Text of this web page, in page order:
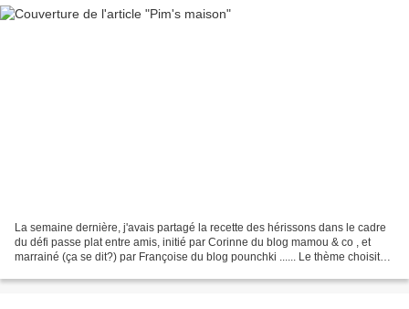
La semaine dernière, j'avais partagé la recette des hérissons dans le cadre
du défi passe plat entre amis, initié par Corinne du blog mamou & co , et
marrainé (ça se dit?) par Françoise du blog pounchki ...... Le thème choisit